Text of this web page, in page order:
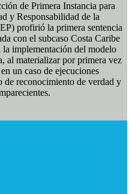
de Primera Instancia para
y Responsabilidad de la
profirió la primera sentencia
con el subcaso Costa Caribe
implementación del modelo
al materializar por primera vez
un caso de ejecuciones
de reconocimiento de verdad y